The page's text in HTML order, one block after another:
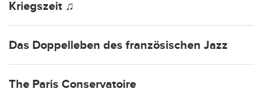
Kriegszeit ♫
Das Doppelleben des französischen Jazz
The Paris Conservatoire